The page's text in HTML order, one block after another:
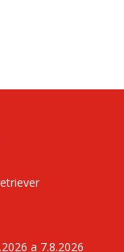
a 7.8.2026